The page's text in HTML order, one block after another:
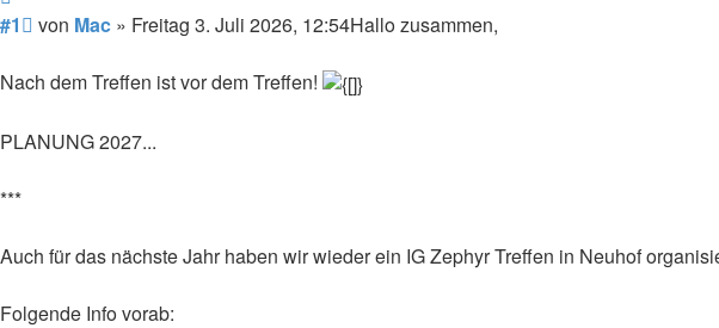
#1
Beitrag
von Mac » Freitag 3. Juli 2026, 12:54Hallo zusammen,
Nach dem Treffen ist vor dem Treffen!
PLANUNG 2027...
***
Auch für das nächste Jahr haben wir wieder ein IG Zephyr Treffen in Neuhof
Folgende Info vorab: